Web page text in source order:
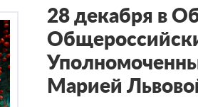
28 декабря в
Марией